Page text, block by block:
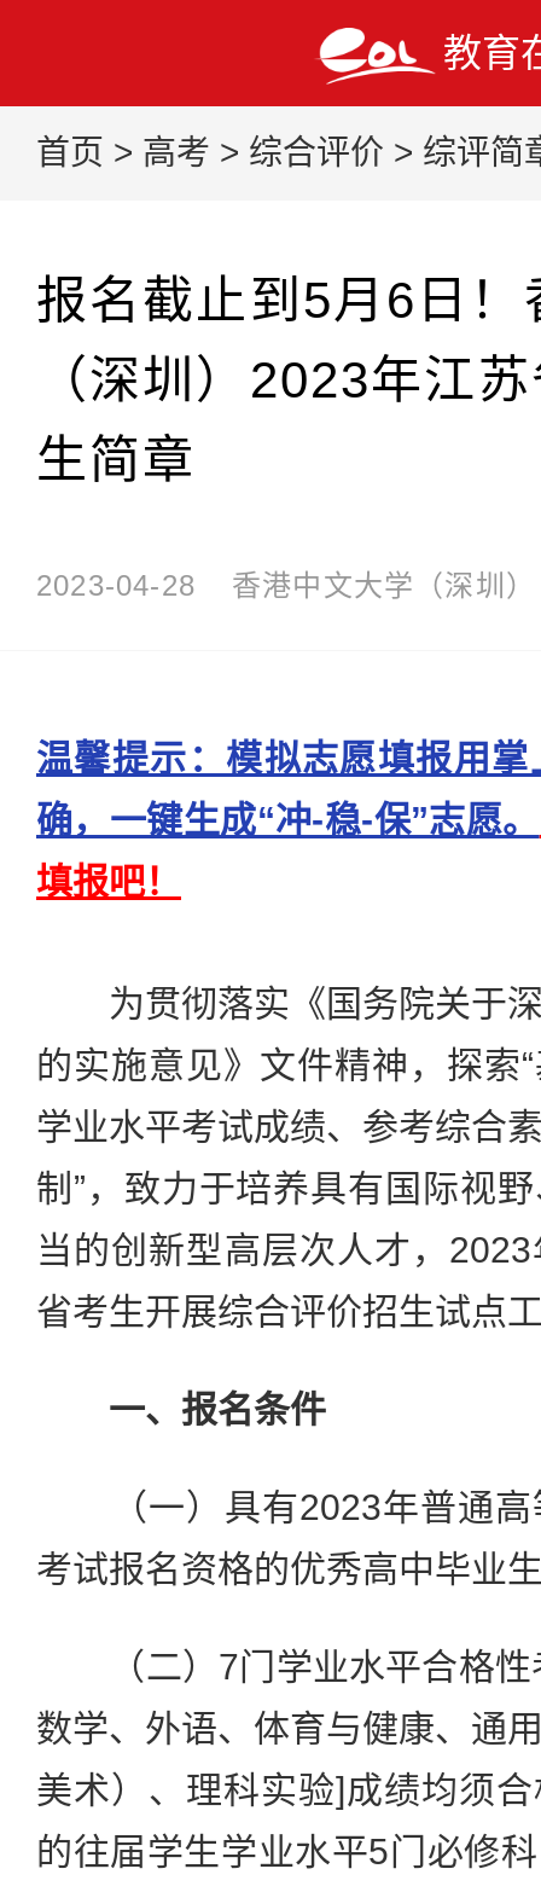
教育
首页 > 高考 > 综合评价 > 综评简
报名截止到5月6日
（深圳）2023年江
生简章
2023-04-28 香港中文大学（深圳）
温馨提示：模拟志愿填报用
确，一键生成“冲-稳-保”志愿。
填报吧！
为贯彻落实《国务院关于深
的实施意见》文件精神，探索
学业水平考试成绩、参考综合
制”，致力于培养具有国际视
当的创新型高层次人才，
省考生开展综合评价招生试点
一、报名条件
（一）具有2023年普通高
考试报名资格的优秀高中毕业
（二）7门学业水平合格性
数学、外语、体育与健康、通
美术）、理科实验]成绩均须
的往届学生学业水平5门必修